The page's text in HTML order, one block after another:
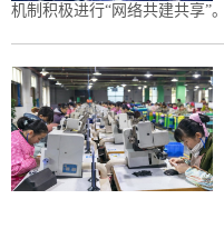
机制积极进行“网络共建共享”。